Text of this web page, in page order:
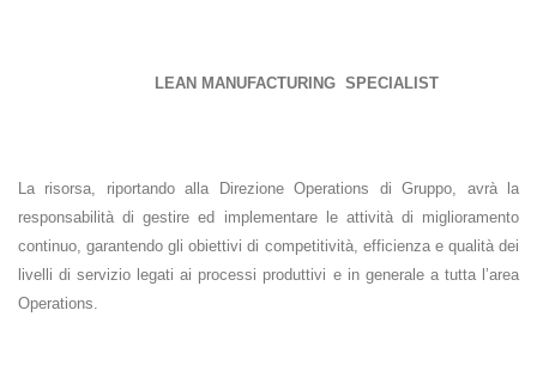
LEAN MANUFACTURING SPECIALIST
La risorsa, riportando alla Direzione Operations di Gruppo, avrà la
responsabilità di gestire ed implementare le attività di miglioramento
continuo, garantendo gli obiettivi di competitività, efficienza e qualità dei
livelli di servizio legati ai processi produttivi e in generale a tutta l’area
Operations.